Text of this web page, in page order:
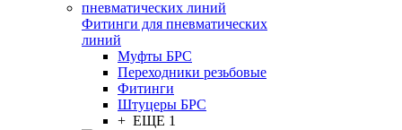
Фитинги для пневматических
линий
Муфты БРС
Переходники резьбовые
Фитинги
Штуцеры БРС
+ ЕЩЕ 1